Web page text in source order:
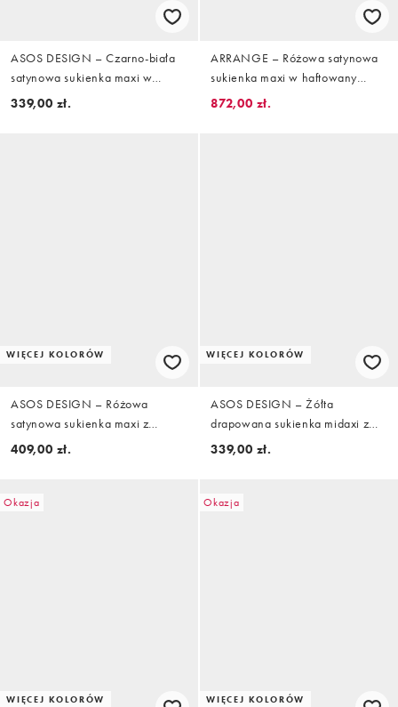
ASOS DESIGN – Czarno-biała
satynowa sukienka maxi w
groszki z koronkowym
339,00 zł.
ARRANGE – Różowa satynowa
sukienka maxi w haftowany
kwiatowy wzór z narzutką
872,00 zł.
WIĘCEJ KOLORÓW
ASOS DESIGN – Różowa
satynowa sukienka maxi z
nietoperzowymi rękawami w
409,00 zł.
WIĘCEJ KOLORÓW
ASOS DESIGN – Żółta
drapowana sukienka midaxi z
kimonowymi rękawami, peleryną
339,00 zł.
Okazja
WIĘCEJ KOLORÓW
Okazja
WIĘCEJ KOLORÓW